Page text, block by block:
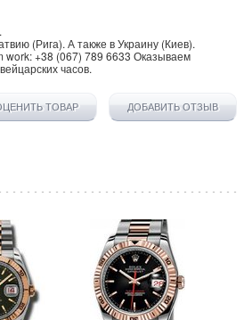
.
(Рига). А также вУкраину (Киев).
work:+38 (067) 789 6633 Оказываем
часов.
ТОВАР ДОБАВИТЬ ОТЗЫВ